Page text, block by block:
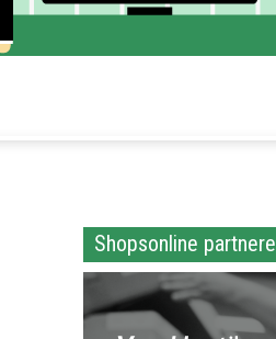
Shopsonline partnere